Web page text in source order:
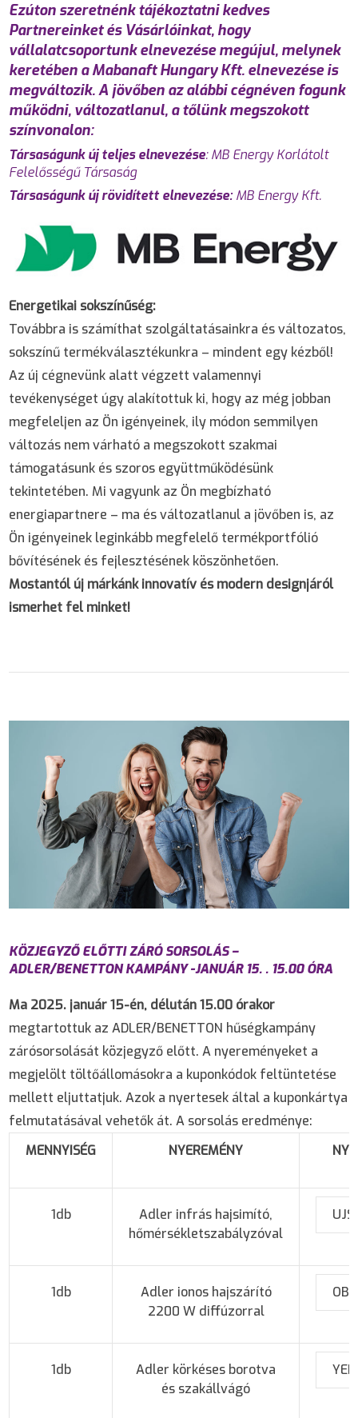
Ezúton szeretnénk tájékoztatni kedves
Partnereinket és Vásárlóinkat, hogy
vállalatcsoportunk elnevezése megújul, melynek
keretében a Mabanaft Hungary Kft. elnevezése is
megváltozik. A jövőben az alábbi cégnéven fogunk
működni, változatlanul, a tőlünk megszokott
színvonalon:
Társaságunk új teljes elnevezése: MB Energy Korlátolt
Felelősségű Társaság
Társaságunk új rövidített elnevezése:MB Energy Kft.
Energetikai sokszínűség:
Továbbra is számíthat szolgáltatásainkra és változatos,
sokszínű termékválasztékunkra – mindent egy kézből!
Az új cégnevünk alatt végzett valamennyi
tevékenységet úgy alakítottuk ki, hogy az még jobban
megfeleljen az Ön igényeinek, ily módon semmilyen
változás nem várható a megszokott szakmai
támogatásunk és szoros együttműködésünk
tekintetében. Mi vagyunk az Ön megbízható
energiapartnere – ma és változatlanul a jövőben is, az
Ön igényeinek leginkább megfelelő termékportfólió
bővítésének és fejlesztésének köszönhetően.
Mostantól új márkánk innovatív és modern designjáról
ismerhet fel minket!
KÖZJEGYZŐ ELŐTTI ZÁRÓ SORSOLÁS –
ADLER/BENETTON KAMPÁNY -JANUÁR 15. . 15.00 ÓRA
Ma 2025. január 15-én, délután 15.00 órakor
megtartottuk az ADLER/BENETTON hűségkampány
zárósorsolását közjegyző előtt. A nyereményeket a
megjelölt töltőállomásokra a kuponkódok feltüntetése
mellett eljuttatjuk. Azok a nyertesek által a kuponkártya
felmutatásával vehetők át. A sorsolás eredménye:
MENNYISÉG
NYEREMÉNY
1db
Adler infrás hajsimító,
hőmérsékletszabályzóval
1db
Adler ionos hajszárító
2200 W diffúzorral
1db
Adler körkéses borotva
és szakállvágó